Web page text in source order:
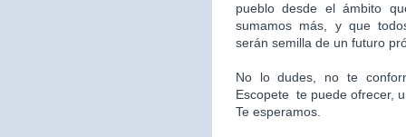
pueblo desde el ámbito
sumamos más, y que
serán semilla de un futuro
No lo dudes, no te
Escopete te puede ofrecer,
Te esperamos.